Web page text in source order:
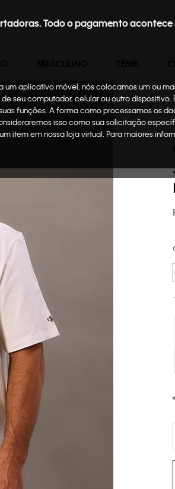
Todo o pagamento
um aplicativo móvel, nós colocamos um ou
seu computador, celular ou outro
funções. A forma como processamos os
isso como sua solicitação
item em nossa loja virtual. Para maiores